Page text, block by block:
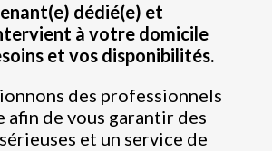
dédié(e) et
à votre domicile
et vos disponibilités.
des professionnels
afin de vous garantir des
et un service de